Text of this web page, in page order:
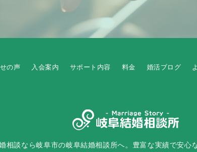
の声 入会案内 サポート内容 料金 婚活ブログ
相談なら岐阜市の岐阜結婚相談所へ。豊富な実績で安心